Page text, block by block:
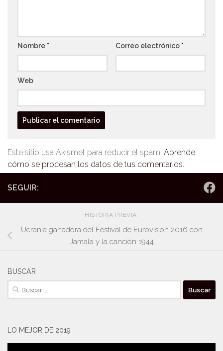
Nombre * Correo electrónico *
Web
Este sitio usa Akismet para reducir el spam. Aprende
cómo se procesan los datos de tus comentarios.
SEGUIR:
HISTORIA PREVIA
Ucrania ganadora del Festival de Eurovision 2016 con
Jamala y la canción 1944
BUSCAR
Buscar:
LO MEJOR DE 2019